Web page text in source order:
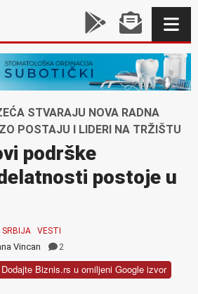
STVARAJU NOVA RADNA
POSTAJU I LIDERI NA TRŽIŠTU
podrške
postoje u
SRBIJA VESTI
Vincan 2
Biznis.rs u omiljeni Google izvor